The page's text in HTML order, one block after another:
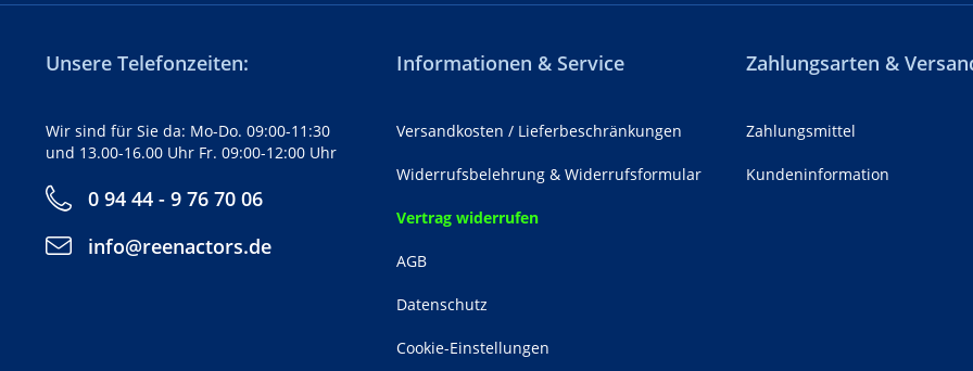
Unsere Telefonzeiten:
Wir sind für Sie da: Mo-Do. 09:00-11:30
und 13.00-16.00 Uhr Fr. 09:00-12:00 Uhr
0 94 44 - 9 76 70 06
info@reenactors.de
Informationen & Service
Versandkosten / Lieferbeschränkungen
Widerrufsbelehrung & Widerrufsformular
Vertrag widerrufen
AGB
Datenschutz
Cookie-Einstellungen
Zahlungsarten &
Zahlungsmittel
Kundeninformation